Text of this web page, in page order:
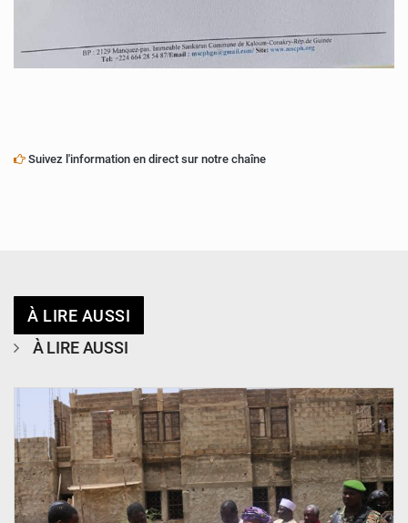
Suivez l'information en direct sur notre chaîne
À LIRE AUSSI
À LIRE AUSSI